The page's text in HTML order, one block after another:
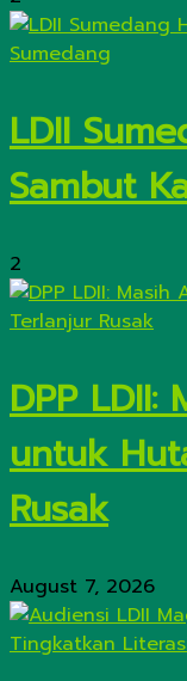
LDII
Sambut
2
DPP LDII:
untuk
Rusak
August 7, 2026